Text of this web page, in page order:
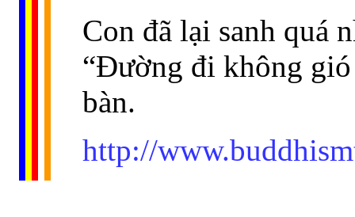
Con đã lại sanh quá
“Đường đi không
bàn.
http://